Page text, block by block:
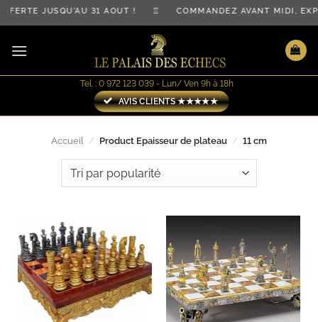
Passer
au
contenu
JUSQU'AU 31 AOÛT ! ♖ COMMANDEZ AVANT MIDI,
Tel. : 0 972 123 039 - Lun/ Ven 9h à 18h
AVIS CLIENTS ★★★★★
Accueil / Product Epaisseur de plateau / 11 cm